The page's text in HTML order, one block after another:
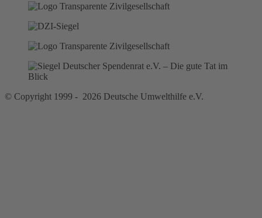
© Copyright 1999 - 2026 Deutsche Umwelthilfe e.V.